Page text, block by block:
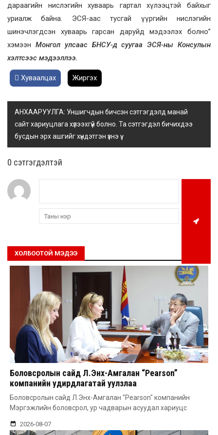
дараагийн нислэгийн хуваарь гартал хүлээцтэй байхыг
уриалж байна. ЭСЯ-аас тусгай үүргийн нислэгийн
шинэчлэгдсэн хуваарь гарсан даруйд мэдээлэх болно”
хэмээн Монгол улсаас БНСУ-д суугаа ЭСЯ-ны Консулын
хэлтсээс мэдээллээ.
Хуваалцах Жиргэх
АНХААРУУЛГА: Уншигчдын бичсэн сэтгэгдэлд манай
сайт хариуцлага хүлээхгүй болно. Та сэтгэгдэл бичихдээ
бусдын эрх ашгийг хүндэтгэн үзнэ үү.
0 cэтгэгдэлтэй
ХОЛБООТОЙ МЭДЭЭ
Боловсролын сайд Л.Энх-Амгалан “Pearson”
компанийн удирдлагатай уулзлаа
Боловсролын сайд Л.Энх-Амгалан "Pearson" компанийн
Мэргэжлийн боловсрол, ур чадварын асуудал хариуцс
2026-08-07